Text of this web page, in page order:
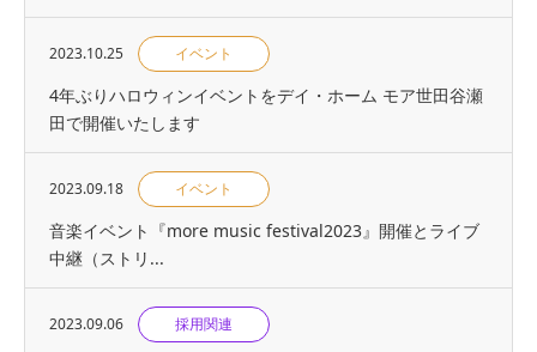
2023.10.25 イベント
4年ぶりハロウィンイベントをデイ・ホーム モア世田谷瀬
田で開催いたします
2023.09.18 イベント
音楽イベント『more music festival2023』開催とライブ
中継（ストリ...
2023.09.06 採用関連